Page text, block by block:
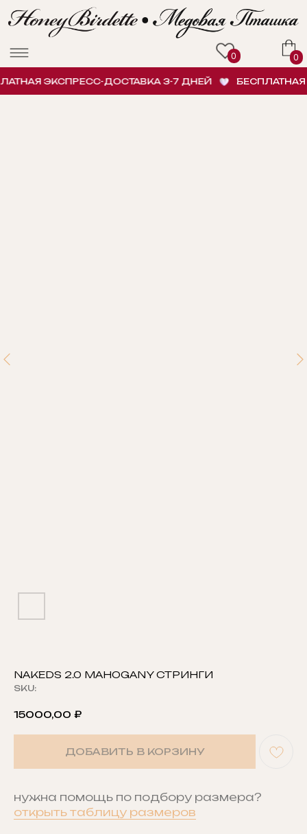
ЭКСПРЕСС-ДОСТАВКА 3-7 ДНЕЙ БЕСПЛАТНАЯ
NAKEDS 2.0 MAHOGANY СТРИНГИ
SKU:
15000,00 ₽
ДОБАВИТЬ В КОРЗИНУ
нужна помощь по подбору размера?
открыть таблицу размеров